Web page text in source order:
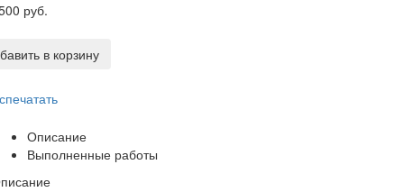
руб.
в корзину
Описание
Выполненные работы